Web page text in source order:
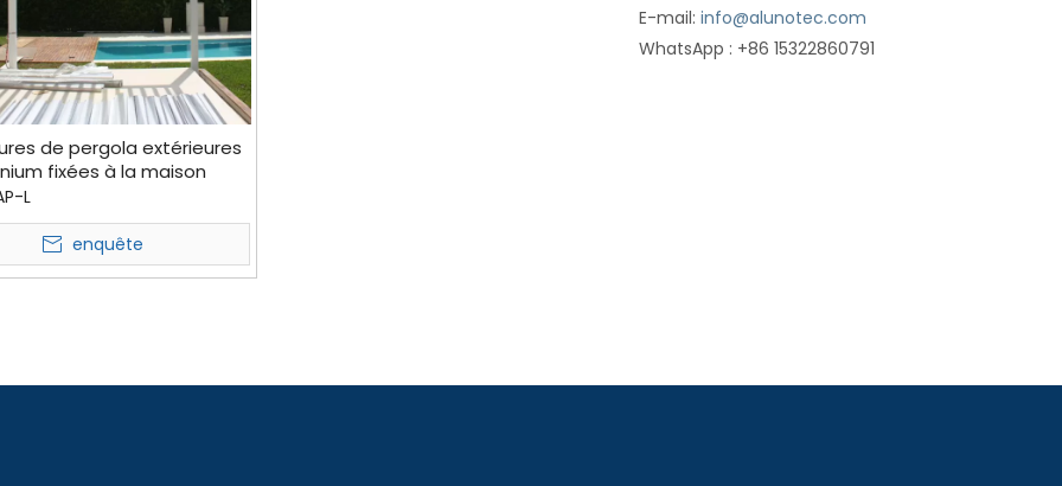
de pergola extérieures
fixées à la maison
latéraux
L
enquête
E-mail: info@alunotec.com
WhatsApp : +86 15322860791